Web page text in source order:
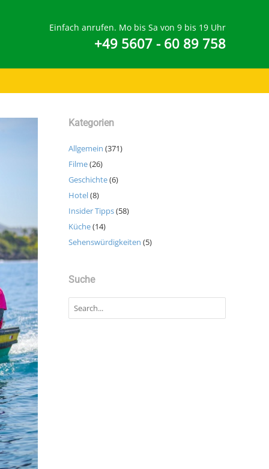
Einfach anrufen. Mo bis Sa von 9 bis 19 Uhr
+49 5607 - 60 89 758
Kategorien
Allgemein (371)
Filme(26)
Geschichte(6)
Hotel(8)
Insider Tipps(58)
Küche(14)
Sehenswürdigkeiten (5)
Suche